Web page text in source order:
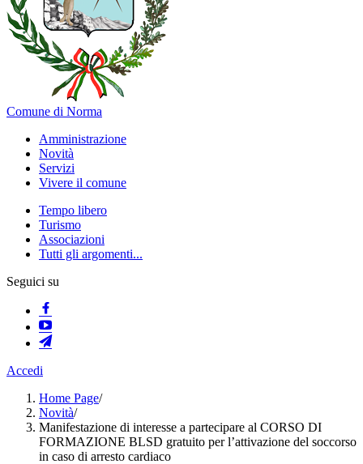
Comune di Norma
Amministrazione
Novità
Servizi
Vivere il comune
Tempo libero
Turismo
Associazioni
Tutti gli argomenti...
Seguici su
Accedi
Home Page/
Novità/
Manifestazione di interesse a partecipare al CORSO DI
FORMAZIONE BLSD gratuito per l’attivazione del soccorso
in caso di arresto cardiaco